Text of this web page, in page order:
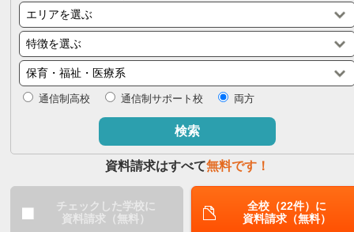
四国
閉じる
通信制高校 通信制サポート校 両方
検索
資料請求はすべて無料です！
チェックした学校に
資料請求（無料）
全校（22件）に
資料請求（無料）